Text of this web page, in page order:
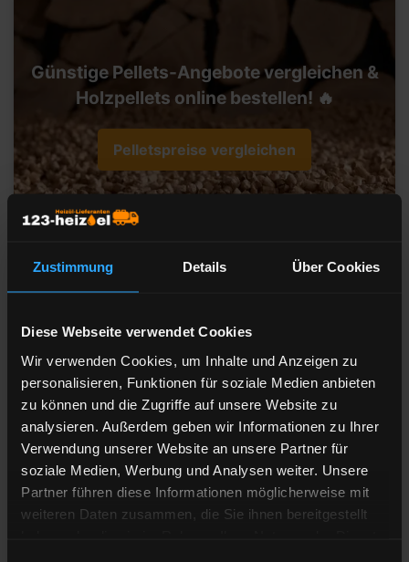
Zustimmung Details Über Cookies
Diese Webseite verwendet Cookies
Wir verwenden Cookies, um Inhalte und Anzeigen zu
personalisieren, Funktionen für soziale Medien anbieten
zu können und die Zugriffe auf unsere Website zu
analysieren. Außerdem geben wir Informationen zu Ihrer
Verwendung unserer Website an unsere Partner für
soziale Medien, Werbung und Analysen weiter. Unsere
Partner führen diese Informationen möglicherweise mit
weiteren Daten zusammen, die Sie ihnen bereitgestellt
Günstige Pellets-Angebote vergleichen &
Holzpellets online bestellen! 🔥
Pelletspreise vergleichen
Heizöl-Preisangebot für 48527
Nordhorn
Liefermenge
Anzahl derLieferstellen
Preis berechnen